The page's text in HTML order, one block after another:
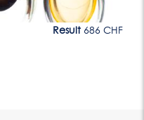
Result 686 CHF